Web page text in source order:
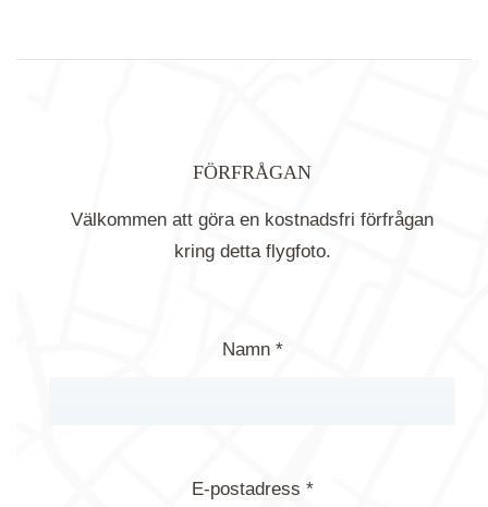
FÖRFRÅGAN
Välkommen att göra en kostnadsfri förfrågan
kring detta flygfoto.
Namn *
E-postadress *